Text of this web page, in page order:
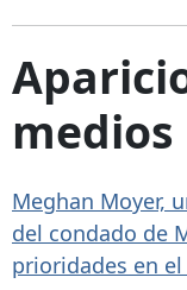
medios
Meghan Moyer,
del condado de
prioridades en el